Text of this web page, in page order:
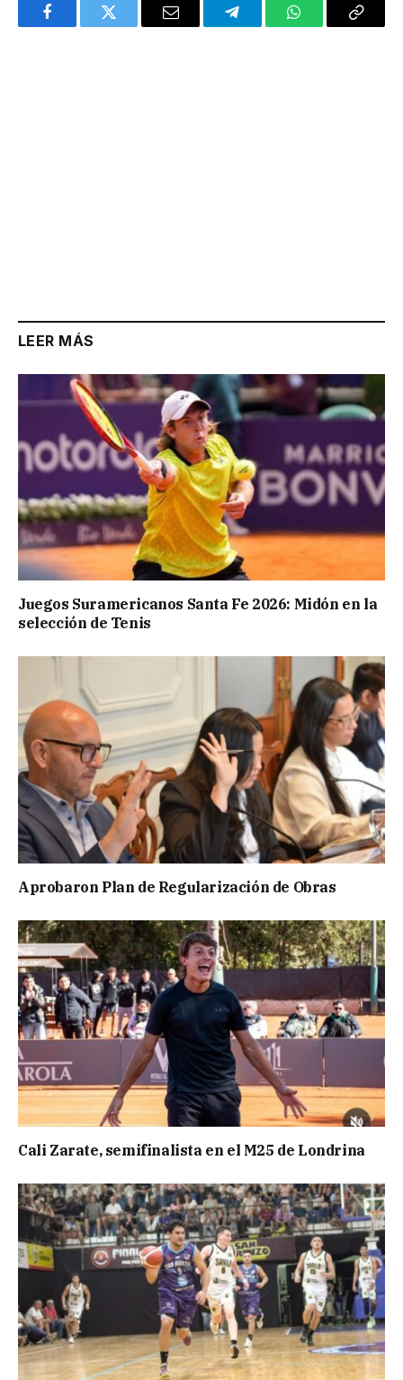
FacebookTwitter Email TelegramWhatsAppCopy
LEER MÁS
Juegos Suramericanos Santa Fe 2026: Midón en la
selección de Tenis
Aprobaron Plan de Regularización de Obras
Cali Zarate, semifinalista en el M25 de Londrina